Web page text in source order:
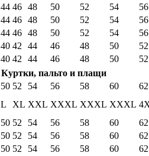
44 46 48 50 52 54
56
44 46 48 50 52 54
56
44 46 48 50 52 54
56
40 42 44 46 48 50
52
40 42 44 46 48 50
52
Куртки, пальто и плащи
50 52 54 56 58 60
62
L XL XXL XXXL XXXL XXXL
50 52 54 56 58 60
62
50 52 54 56 58 60
62
50 52 54 56 58 60
62